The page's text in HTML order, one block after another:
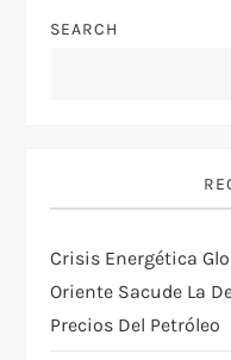
a
g
a
t
SEARCH
Crisis Energética
Oriente Sacude La
Precios Del Petróleo